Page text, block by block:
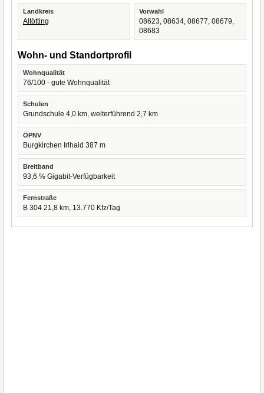
Landkreis
Altötting
Vorwahl
08623, 08634, 08677, 08679,
08683
Wohn- und Standortprofil
Wohnqualität
76/100 - gute Wohnqualität
Schulen
Grundschule 4,0 km, weiterführend 2,7 km
ÖPNV
Burgkirchen Irlhaid 387 m
Breitband
93,6 % Gigabit-Verfügbarkeit
Fernstraße
B 304 21,8 km, 13.770 Kfz/Tag